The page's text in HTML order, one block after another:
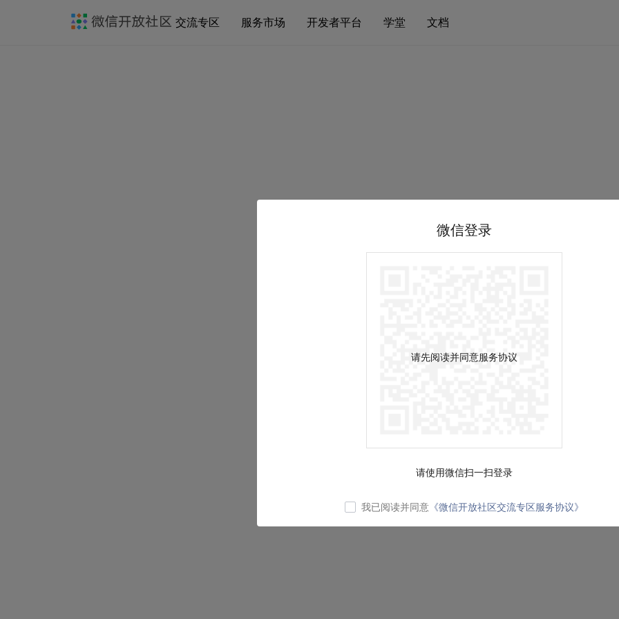
交流专区 服务市场 开发者平台 学堂 文档
微信登录
请先阅读并同意服务协议
请使用微信扫一扫登录
我已阅读并同意 《微信开放社区交流专区服务协议》